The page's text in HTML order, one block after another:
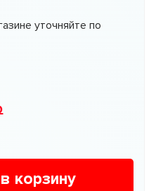
уточняйте по
корзину